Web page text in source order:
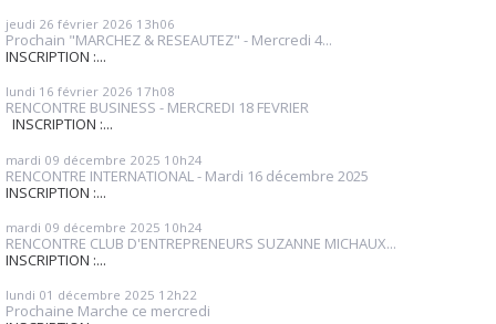
jeudi 26 février 2026 13h06
Prochain "MARCHEZ & RESEAUTEZ" - Mercredi 4...
INSCRIPTION :...
lundi 16 février 2026 17h08
RENCONTRE BUSINESS - MERCREDI 18 FEVRIER
INSCRIPTION :...
mardi 09 décembre 2025 10h24
RENCONTRE INTERNATIONAL - Mardi 16 décembre 2025
INSCRIPTION :...
mardi 09 décembre 2025 10h24
RENCONTRE CLUB D'ENTREPRENEURS SUZANNE MICHAUX...
INSCRIPTION :...
lundi 01 décembre 2025 12h22
Prochaine Marche ce mercredi